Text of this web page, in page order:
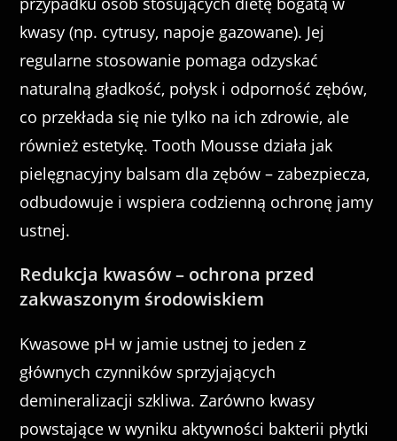
kwasy (np. cytrusy, napoje gazowane). Jej
regularne stosowanie pomaga odzyskać
naturalną gładkość, połysk i odporność zębów,
co przekłada się nie tylko na ich zdrowie, ale
również estetykę. Tooth Mousse działa jak
pielęgnacyjny balsam dla zębów – zabezpiecza,
odbudowuje i wspiera codzienną ochronę jamy
ustnej.
Redukcja kwasów – ochrona przed
zakwaszonym środowiskiem
Kwasowe pH w jamie ustnej to jeden z
głównych czynników sprzyjających
demineralizacji szkliwa. Zarówno kwasy
powstające w wyniku aktywności bakterii płytki